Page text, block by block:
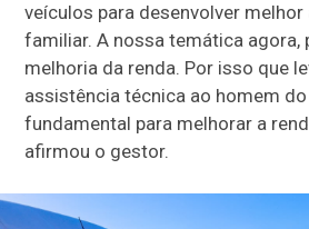
veículos para desenvolver
familiar. A nossa temática agora,
melhoria da renda. Por isso que
assistência técnica ao homem
fundamental para melhorar a
afirmou o gestor.